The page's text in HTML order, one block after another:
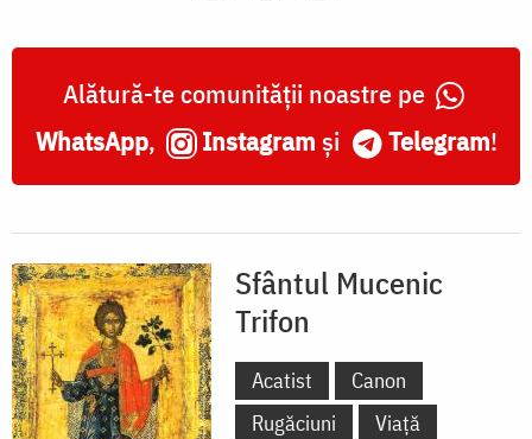
Alătură-te comunității noastre pe
WhatsApp, Instagram și Telegram!
Sfântul Mucenic
Trifon
Acatist
Canon
Rugăciuni
Viață